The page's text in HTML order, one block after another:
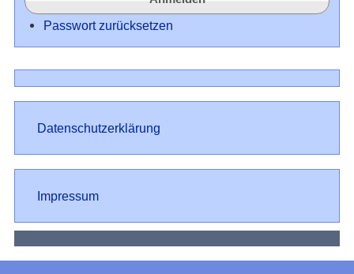
Passwort zurücksetzen
Datenschutz
Datenschutzerklärung
Impressum
Impressum